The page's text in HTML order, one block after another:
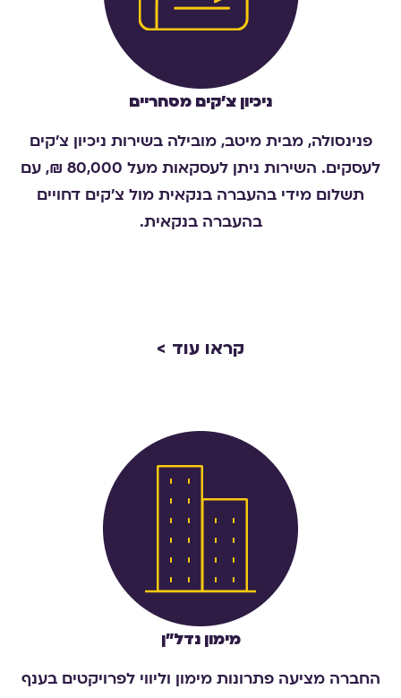
ניכיון צ'קים מסחריים
פנינסולה, מבית מיטב, מובילה בשירות ניכיון צ'קים
לעסקים. השירות ניתן לעסקאות מעל 80,000 ₪, עם
תשלום מידי בהעברה בנקאית מול צ'קים דחויים
בהעברה בנקאית.
קראו עוד >
מימון נדל״ן
החברה מציעה פתרונות מימון וליווי לפרויקטים בענף